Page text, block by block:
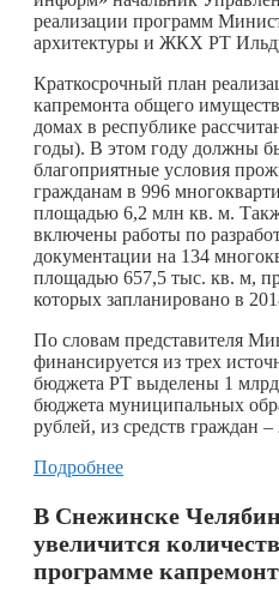
реализации программ
архитектуры и ЖКХ РТ
Краткосрочный план
капремонта общего
домах в республике
годы). В этом году должны
благоприятные условия
гражданам в 996
площадью 6,2 млн кв. м.
включены работы по
документации на 134
площадью 657,5 тыс. кв. м,
которых запланировано в
По словам представителя
финансируется из трех
бюджета РТ выделены 1
бюджета муниципальных
рублей, из средств граждан
Подробнее
В Снежинске
увеличится
программе